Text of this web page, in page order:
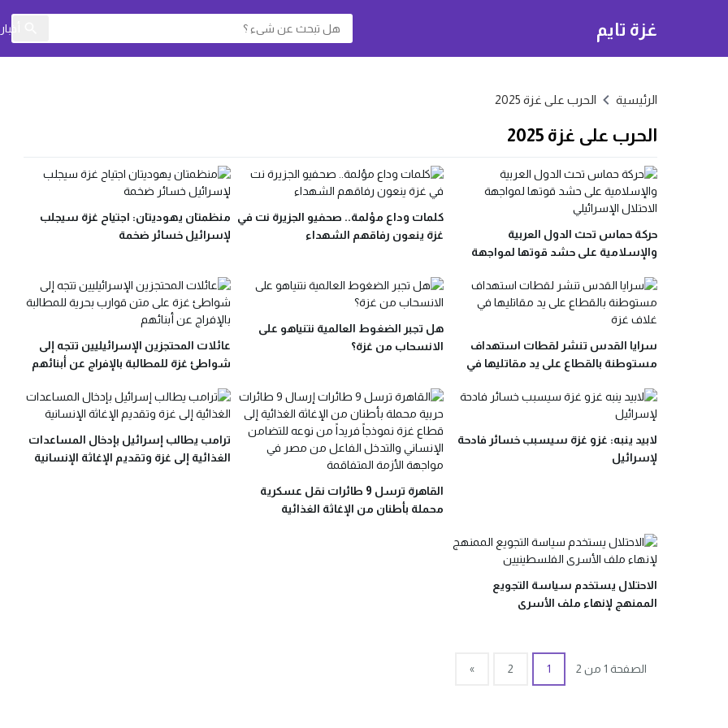
غزة تايم
الرئيسية الحرب على غزة 2025
الحرب على غزة 2025
حركة حماس تحث الدول العربية
والإسلامية على حشد قوتها لمواجهة
كلمات وداع مؤلمة.. صحفيو الجزيرة نت في
غزة ينعون رفاقهم الشهداء
منظمتان يهوديتان: اجتياح غزة سيجلب
لإسرائيل خسائر ضخمة
سرايا القدس تنشر لقطات استهداف
مستوطنة بالقطاع على يد مقاتليها في
هل تجبر الضغوط العالمية نتنياهو على
الانسحاب من غزة؟
عائلات المحتجزين الإسرائيليين تتجه إلى
شواطئ غزة للمطالبة بالإفراج عن أبنائهم
لابيد ينبه: غزو غزة سيسبب خسائر فادحة
لإسرائيل
القاهرة ترسل 9 طائرات نقل عسكرية
محملة بأطنان من الإغاثة الغذائية
ترامب يطالب إسرائيل بإدخال المساعدات
الغذائية إلى غزة وتقديم الإغاثة الإنسانية
الاحتلال يستخدم سياسة التجويع
الممنهج لإنهاء ملف الأسرى
الصفحة 1 من 2 1
2
»